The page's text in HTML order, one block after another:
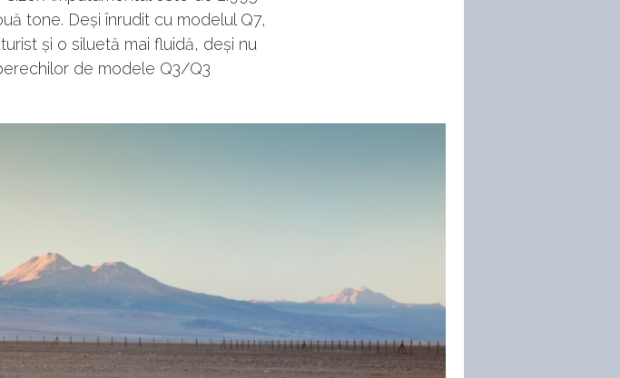
tone. Deși înrudit cu modelul Q7,
și o siluetă mai fluidă, deși nu
de modele Q3/Q3